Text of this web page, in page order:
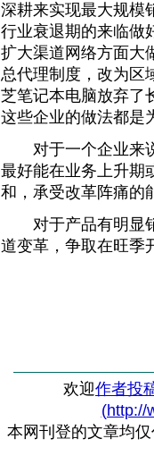
深耕来实现最大规模
行业衰退期的来临做
扩大渠道网络方面大
总代理制度，改为区
芝笔记本电脑放弃了
这些企业的做法都是
对于一个企业来说
最好能在业务上升期
和，承受改革阵痛的
对于产品有明显销
道变革，争取在旺季
欢迎作者投
(http://
本网刊登的文章均